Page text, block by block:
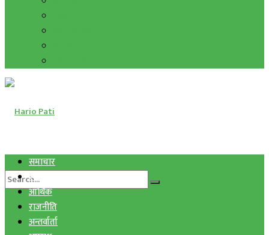
समाचार
स्वास्थ्य
आर्थिक
राजनीति
अन्तर्वार्ता